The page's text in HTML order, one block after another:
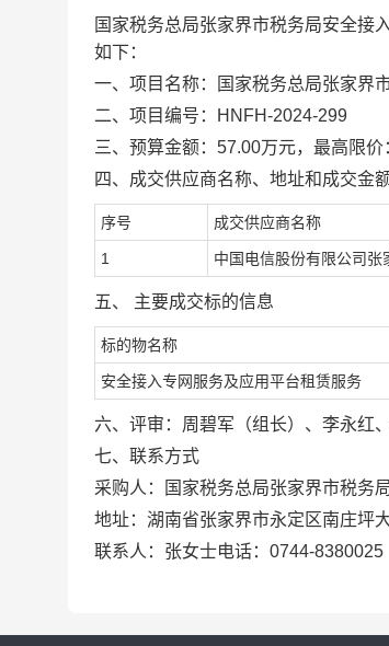
国家税务总局张家界市税务局安全接
如下：
一、项目名称：
国家税务总局张家界
二、项目编号：
HNFH-2024-299
三、预算金额： 57.00万元，最高限价
四、 成交供应商名称、 地址和成交金
序号 成交供应商名称
1 中国电信股份有限公司张
五、 主要成交标的信息
标的物名称
安全接入专网服务及应用平台租赁服务
六、评审： 周碧军 （组长）、 李永红、
七、联系方式
采购人：国家税务总局张家界市税务
地址：湖南省张家界市永定区南庄坪
联系人：张女士电话：0744-8380025